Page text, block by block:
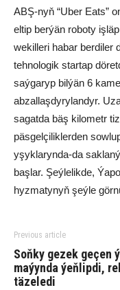
ABŞ-nyň “Uber Eats”
eltip berýän roboty
wekilleri habar berdiler
tehnologik startap
saýgaryp bilýän 6
abzallaşdyrylandyr.
sagatda bäş kilometr
päsgelçiliklerden
yşyklarynda-da
başlar. Şeýlelikde,
hyzmatynyň şeýle
Previous article
Soňky gezek geçen
maýynda ýeňlipdi,
täzeledi